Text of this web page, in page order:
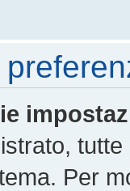
Per